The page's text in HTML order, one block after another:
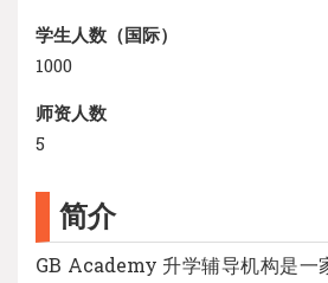
学生人数（国际）
1000
师资人数
5
简介
GB Academy 升学辅导机构是一